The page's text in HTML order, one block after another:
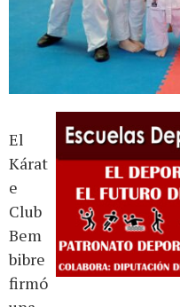
El
Kárat
e
Club
Bem
bibre
firmó